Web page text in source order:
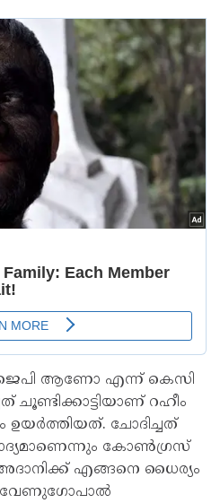
ആണോ എന്ന് കെസി
റഹീം
ഉയർത്തിയത്. ചോദിച്ചത്
കോൺഗ്രസ്
എങ്ങനെ ധൈര്യം
വേണുഗോപാൽ